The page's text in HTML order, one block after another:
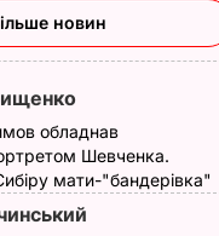
новин
обладнав
Шевченка.
мати-"бандерівка"